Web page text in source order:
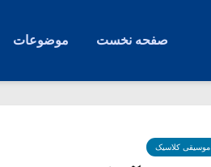
صفحه نخست موضوعات
موسیقی کلاسیک